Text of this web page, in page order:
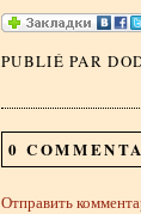
PUBLIÉ PAR
0
Отправить